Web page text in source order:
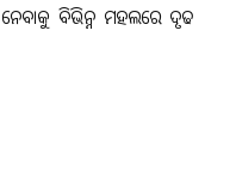
ନେବାକୁ ବିଭିନ୍ନ ମହଲରେ ଦୃଢ